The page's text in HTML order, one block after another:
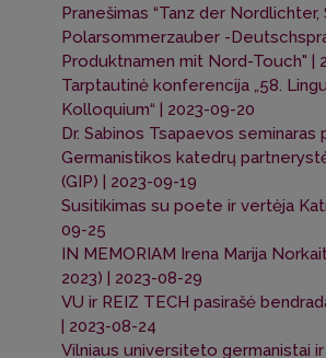
Pranešimas “Tanz der Nordlichter,
Polarsommerzauber -
Produktnamen mit Nord-Touch" |
Tarptautinė konferencija „58.
Kolloquium“ | 2023-09-20
Dr. Sabinos Tsapaevos seminaras
Germanistikos katedrų
(GIP) | 2023-09-19
Susitikimas su poete ir vertėja
09-25
IN MEMORIAM Irena Marija
2023) | 2023-08-29
VU ir REIZ TECH pasirašė
| 2023-08-24
Vilniaus universiteto germanistai